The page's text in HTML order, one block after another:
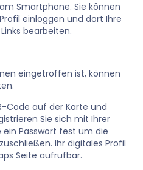
Smartphone. Sie können
einloggen und dort Ihre
bearbeiten.
eingetroffen ist, können
Code auf der Karte und
Sie sich mit Ihrer
ein Passwort fest um die
Ihr digitales Profil
Seite aufrufbar.